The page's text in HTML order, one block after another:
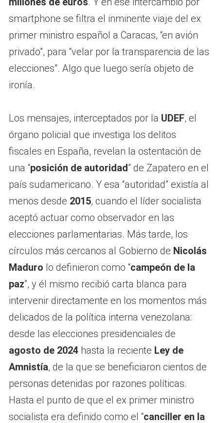
smartphone se filtra el inminente viaje del ex
primer ministro español a Caracas, “en avión
privado”, para “velar por la transparencia de las
elecciones”. Algo que luego sería objeto de
ironía.
Los mensajes, interceptados por la UDEF, el
órgano policial que investiga los delitos
fiscales en España, revelan la ostentación de
una “posición de autoridad” de Zapatero en el
país sudamericano. Y esa “autoridad” existía al
menos desde 2015, cuando el líder socialista
aceptó actuar como observador en las
elecciones parlamentarias. Más tarde, los
círculos más cercanos al Gobierno de Nicolás
Maduro lo definieron como “campeón de la
paz”, y él mismo recibió carta blanca para
intervenir directamente en los momentos más
delicados de la política interna venezolana:
desde las elecciones presidenciales de
agosto de 2024hasta la reciente Ley de
Amnistía, de la que se beneficiaron cientos de
personas detenidas por razones políticas.
Hasta el punto de que el ex primer ministro
socialista era definido como el “canciller en la